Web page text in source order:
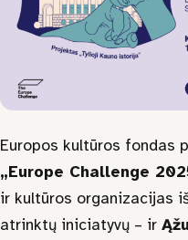
LKD Kauno skyrius
VšĮ Kauno kurčiųjų
Kaunas
Kauno raj.
Europos kultūros fondas
„Europe Challenge
ir kultūros organizacijas
atrinktų iniciatyvų – ir